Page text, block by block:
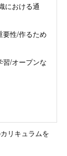
における通
要性/作るため
習/オープンな
リキュラムを